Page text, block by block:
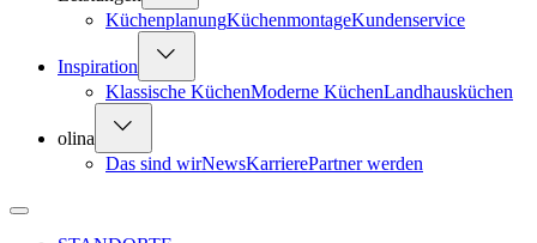
KüchenplanungKüchenmontageKundenservice
Inspiration
Klassische KüchenModerne KüchenLandhausküchen
olina
Das sind wirNewsKarrierePartner werden